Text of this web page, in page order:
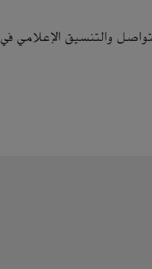
والتنسيق الإعلامي في